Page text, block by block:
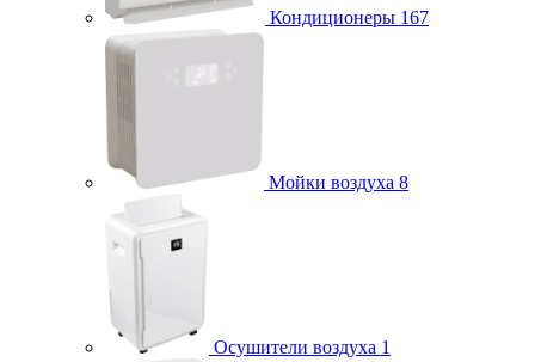
Кондиционеры 167
Мойки воздуха 8
Осушители воздуха 1